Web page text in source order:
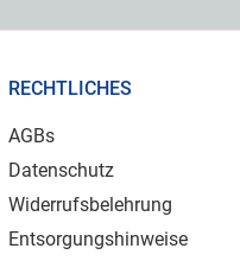
RECHTLICHES
AGBs
Datenschutz
Widerrufsbelehrung
Entsorgungshinweise